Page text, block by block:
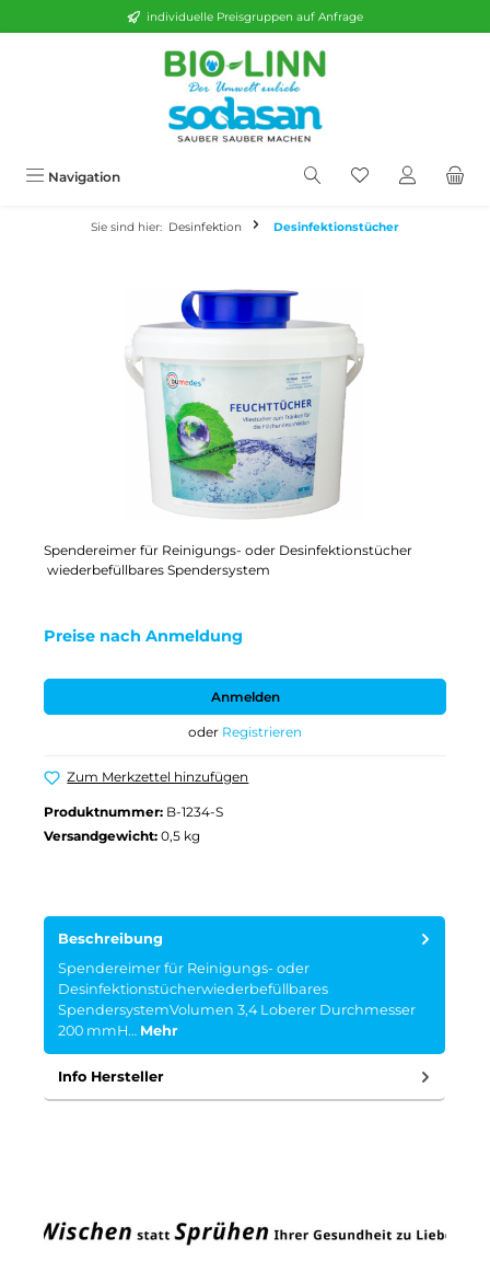
individuelle Preisgruppen auf Anfrage
Navigation
Sie sind hier: Desinfektion Desinfektionstücher
Bildergalerie überspringen
Spendereimer für Reinigungs- oder Desinfektionstücher
wiederbefüllbares Spendersystem
Preise nach Anmeldung
Anmelden
oder Registrieren
Zum Merkzettel hinzufügen
Produktnummer: B-1234-S
Versandgewicht: 0,5 kg
Beschreibung
Spendereimer für Reinigungs- oder
Desinfektionstücherwiederbefüllbares
SpendersystemVolumen 3,4 Loberer Durchmesser
200 mmH… Mehr
Info Hersteller